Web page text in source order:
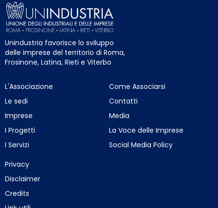
Unindustria favorisce lo sviluppo
delle imprese del territorio di Roma,
Frosinone, Latina, Rieti e Viterbo
L'Associazione
Le sedi
Imprese
I Progetti
I Servizi
Come Associarsi
Contatti
Media
La Voce delle Imprese
Social Media Policy
Privacy
Disclaimer
Credits